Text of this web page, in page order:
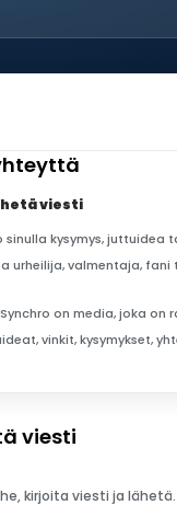
viesti
sinulla kysymys, juttuidea
urheilija, valmentaja, fani
on media, joka on
vinkit, kysymykset,
viesti
kirjoita viesti ja